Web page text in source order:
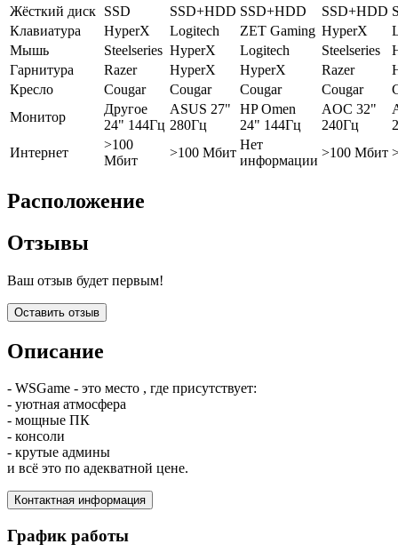
Жёсткий диск SSD SSD+HDD SSD+HDD SSD+HDD
Клавиатура
HyperX Logitech ZET Gaming HyperX
Мышь
Steelseries HyperX Logitech Steelseries
Гарнитура
Razer HyperX HyperX Razer
Кресло
Cougar Cougar Cougar Cougar
Монитор
Другое
24" 144Гц
ASUS 27"
280Гц
HP Omen
24" 144Гц
AOC 32"
240Гц
Интернет
>100
Мбит
>100 Мбит
Нет
информации
>100 Мбит
Расположение
Отзывы
Ваш отзыв будет первым!
Оставить отзыв
Описание
- WSGame - это место , где присутствует:
- уютная атмосфера
- мощные ПК
- консоли
- крутые админы
и всё это по адекватной цене.
Контактная информация
График работы